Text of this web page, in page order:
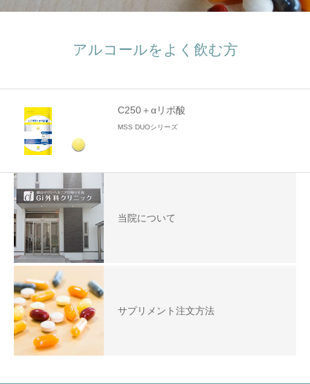
アルコールをよく飲む方
C250＋αリポ酸
MSS DUOシリーズ
当院について
サプリメント注文方法